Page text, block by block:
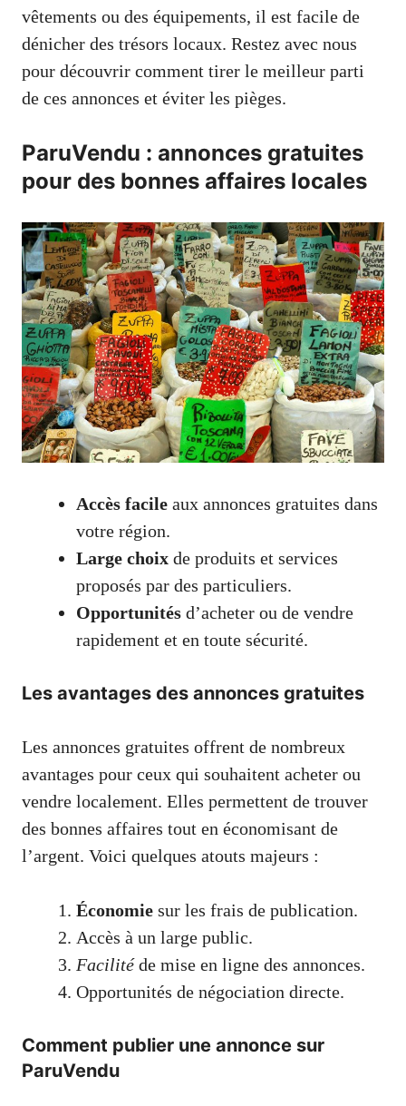
vêtements ou des équipements, il est facile de
dénicher des trésors locaux. Restez avec nous
pour découvrir comment tirer le meilleur parti
de ces annonces et éviter les pièges.
ParuVendu : annonces gratuites
pour des bonnes affaires locales
Accès facile aux annonces gratuites dans
votre région.
Large choix de produits et services
proposés par des particuliers.
Opportunités d’acheter ou de vendre
rapidement et en toute sécurité.
Les avantages des annonces gratuites
Les annonces gratuites offrent de nombreux
avantages pour ceux qui souhaitent acheter ou
vendre localement. Elles permettent de trouver
des bonnes affaires tout en économisant de
l’argent. Voici quelques atouts majeurs :
Économie sur les frais de publication.
Accès à un large public.
Facilitéde mise en ligne des annonces.
Opportunités de négociation directe.
Comment publier une annonce sur
ParuVendu